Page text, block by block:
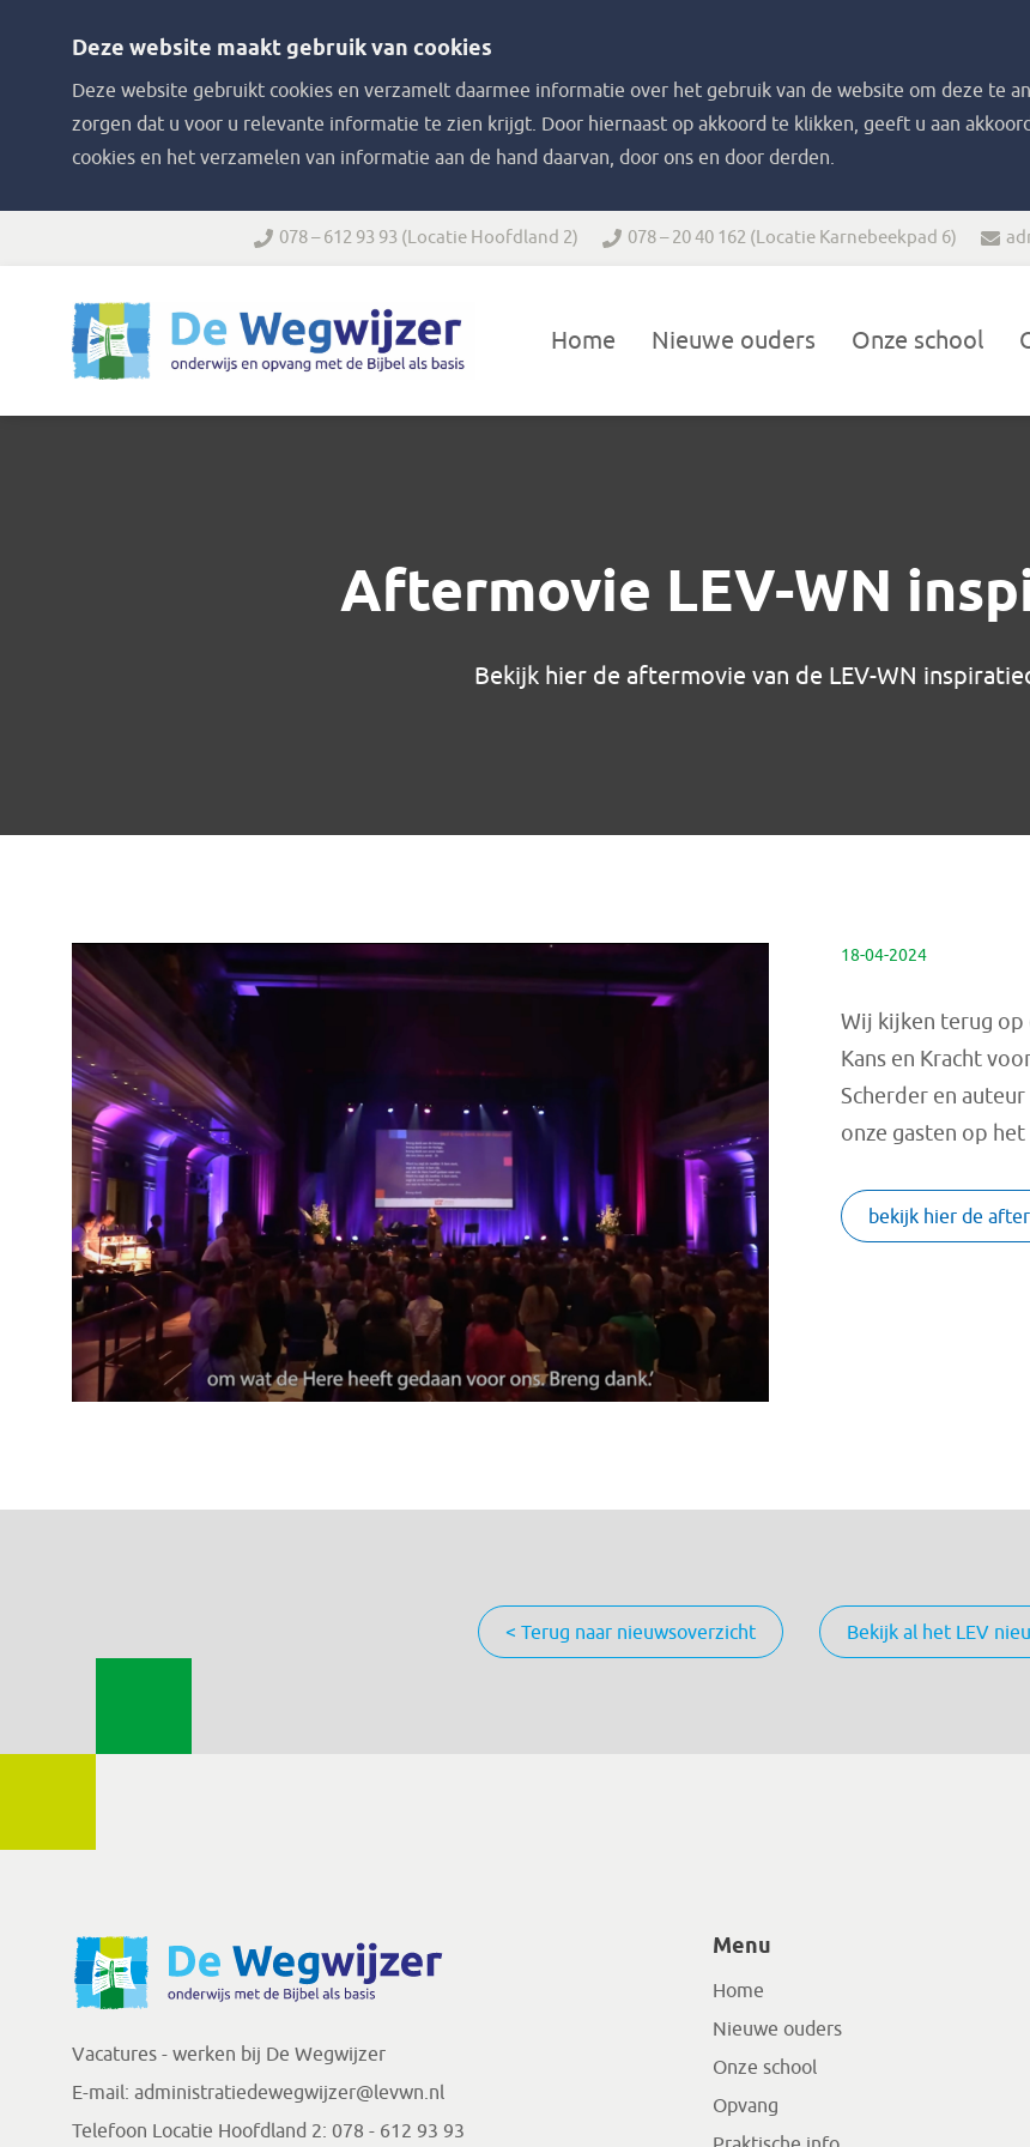
Deze website maakt gebruik van cookies
Deze website gebruikt cookies en verzamelt daarmee informatie over het gebruik van de website om deze te
zorgen dat u voor u relevante informatie te zien krijgt. Door hiernaast op akkoord te klikken, geeft u aan
cookies en het verzamelen van informatie aan de hand daarvan, door ons en door derden.
078 – 612 93 93 (Locatie Hoofdland 2) 078 – 20 40 162 (Locatie Karnebeekpad 6)
Home Nieuwe ouders Onze school
Aftermovie LEV-WN
Bekijk hier de aftermovie van de LEV-WN
18-04-2024
Wij kijken terug op
Kans en Kracht
Scherder en
onze gasten op
bekijk hier de
< Terug naar nieuwsoverzicht Bekijk al het LEV
Vacatures - werken bij De Wegwijzer
E-mail: administratiedewegwijzer@levwn.nl
Telefoon Locatie Hoofdland 2: 078 - 612 93 93
Menu
Home
Nieuwe ouders
Onze school
Opvang